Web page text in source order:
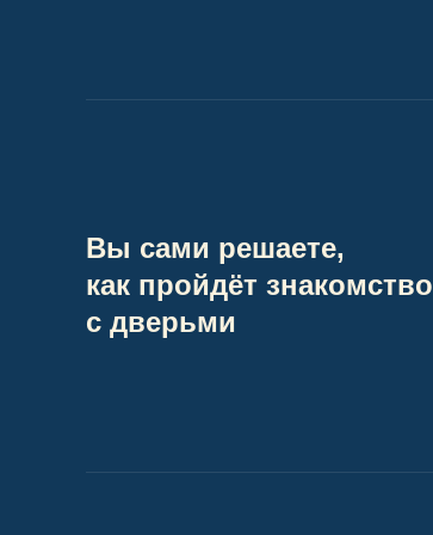
Вы сами решаете,
как пройдёт знакомство
с дверьми